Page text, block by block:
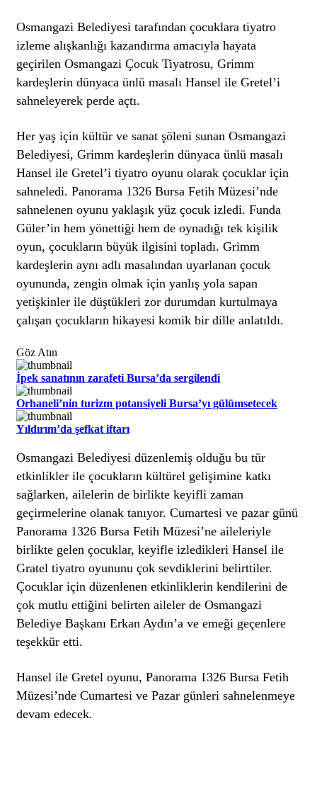
Osmangazi Belediyesi tarafından çocuklara tiyatro
izleme alışkanlığı kazandırma amacıyla hayata
geçirilen Osmangazi Çocuk Tiyatrosu, Grimm
kardeşlerin dünyaca ünlü masalı Hansel ile Gretel’i
sahneleyerek perde açtı.
Her yaş için kültür ve sanat şöleni sunan Osmangazi
Belediyesi, Grimm kardeşlerin dünyaca ünlü masalı
Hansel ile Gretel’i tiyatro oyunu olarak çocuklar için
sahneledi. Panorama 1326 Bursa Fetih Müzesi’nde
sahnelenen oyunu yaklaşık yüz çocuk izledi. Funda
Güler’in hem yönettiği hem de oynadığı tek kişilik
oyun, çocukların büyük ilgisini topladı. Grimm
kardeşlerin aynı adlı masalından uyarlanan çocuk
oyununda, zengin olmak için yanlış yola sapan
yetişkinler ile düştükleri zor durumdan kurtulmaya
çalışan çocukların hikayesi komik bir dille anlatıldı.
Göz Atın
İpek sanatının zarafeti Bursa’da sergilendi
Orhaneli’nin turizm potansiyeli Bursa’yı gülümsetecek
Yıldırım’da şefkat iftarı
Osmangazi Belediyesi düzenlemiş olduğu bu tür
etkinlikler ile çocukların kültürel gelişimine katkı
sağlarken, ailelerin de birlikte keyifli zaman
geçirmelerine olanak tanıyor. Cumartesi ve pazar günü
Panorama 1326 Bursa Fetih Müzesi’ne aileleriyle
birlikte gelen çocuklar, keyifle izledikleri Hansel ile
Gratel tiyatro oyununu çok sevdiklerini belirttiler.
Çocuklar için düzenlenen etkinliklerin kendilerini de
çok mutlu ettiğini belirten aileler de Osmangazi
Belediye Başkanı Erkan Aydın’a ve emeği geçenlere
teşekkür etti.
Hansel ile Gretel oyunu, Panorama 1326 Bursa Fetih
Müzesi’nde Cumartesi ve Pazar günleri sahnelenmeye
devam edecek.